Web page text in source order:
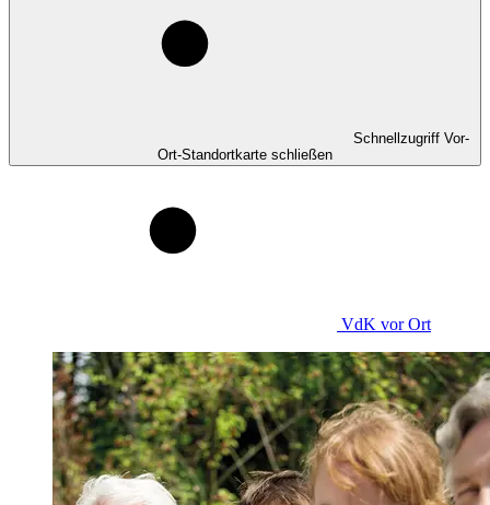
Schnellzugriff Vor-
Ort-Standortkarte schließen
VdK vor Ort